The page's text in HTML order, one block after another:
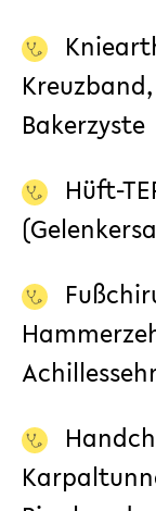
Bakerzyste
Hüft-